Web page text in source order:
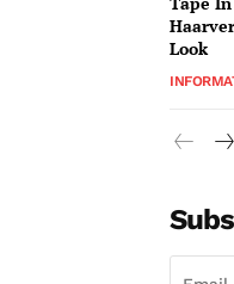
Look